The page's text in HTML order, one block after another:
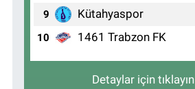
9 Kütahyaspor
10 1461 Trabzon FK
Detaylar için tıklayın